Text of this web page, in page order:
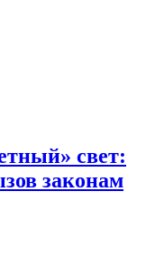
свет:
законам